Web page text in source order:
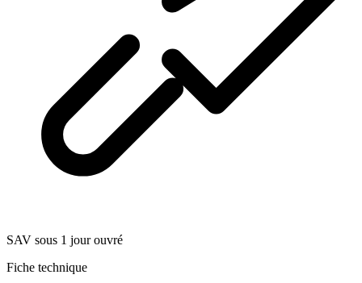
SAV sous 1 jour ouvré
Fiche technique